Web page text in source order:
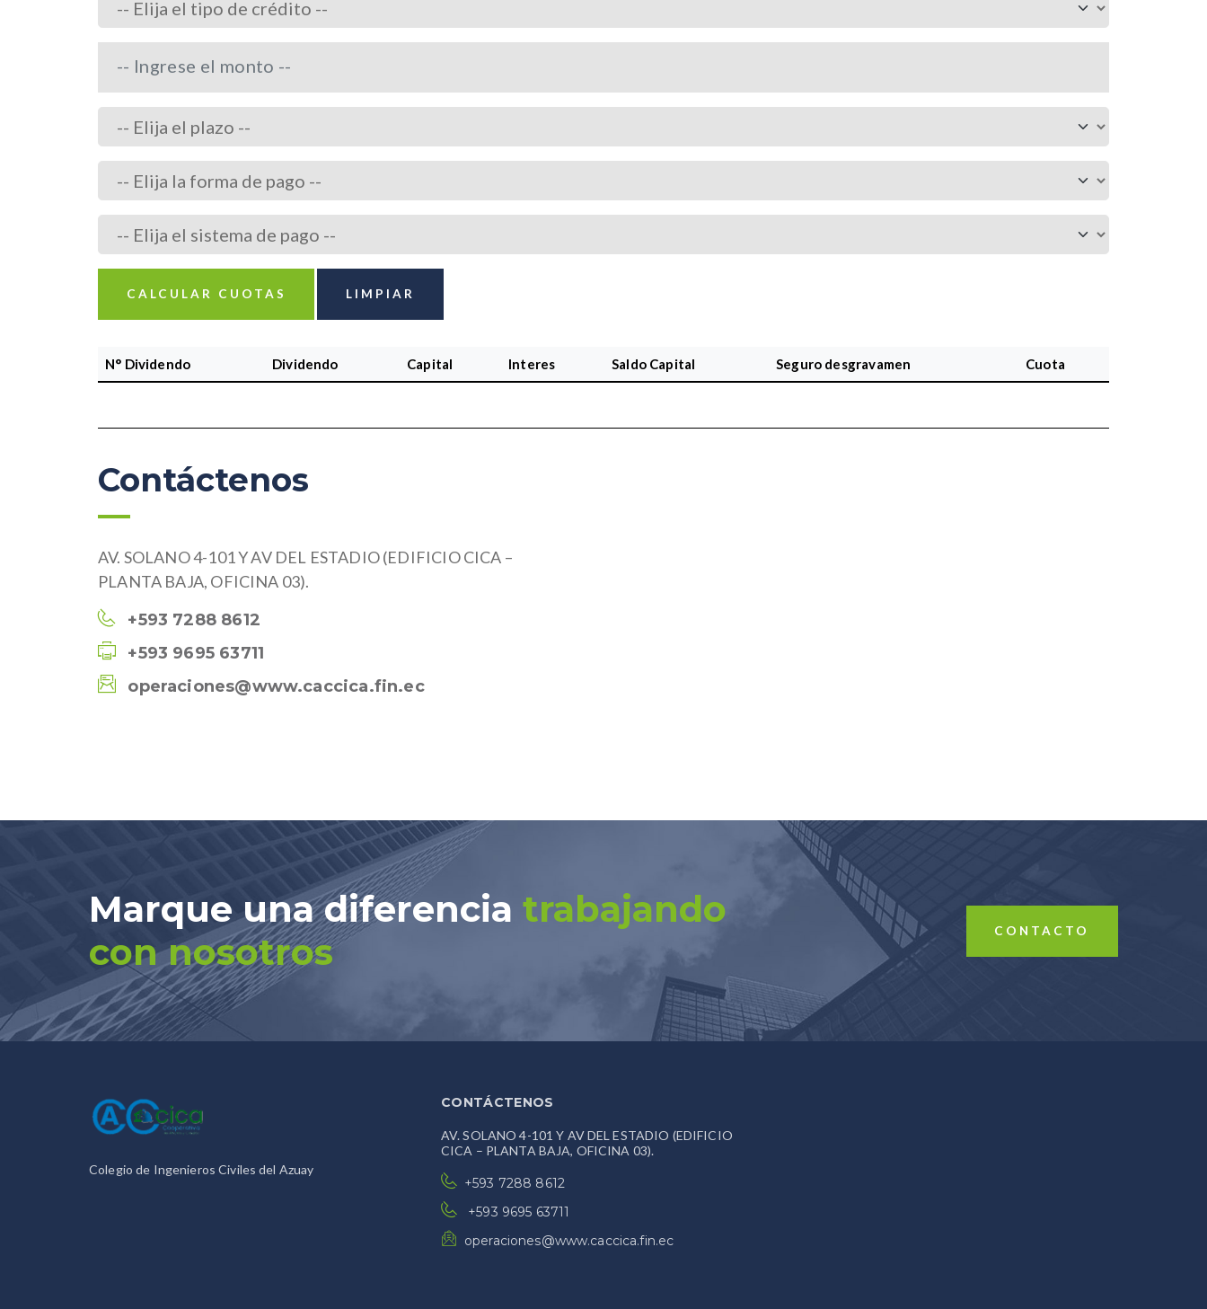
CALCULAR CUOTAS LIMPIAR
N° Dividendo Dividendo Capital Interes Saldo Capital Seguro desgravamen Cuota
Contáctenos
AV. SOLANO 4-101 Y AV DEL ESTADIO (EDIFICIO CICA –
PLANTA BAJA, OFICINA 03).
+593 7288 8612
+593 9695 63711
operaciones@www.caccica.fin.ec
Marque una diferencia trabajando
con nosotros
CONTACTO
Colegio de Ingenieros Civiles del Azuay
CONTÁCTENOS
AV. SOLANO 4-101 Y AV DEL ESTADIO (EDIFICIO
CICA – PLANTA BAJA, OFICINA 03).
+593 7288 8612
+593 9695 63711
operaciones@www.caccica.fin.ec